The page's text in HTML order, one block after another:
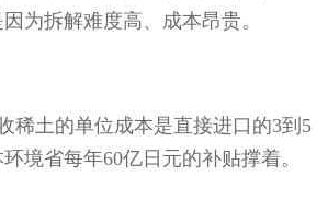
为拆解难度高、成本昂贵。
稀土的单位成本是直接进口的3到 5
境省每年60亿日元的补贴撑着。